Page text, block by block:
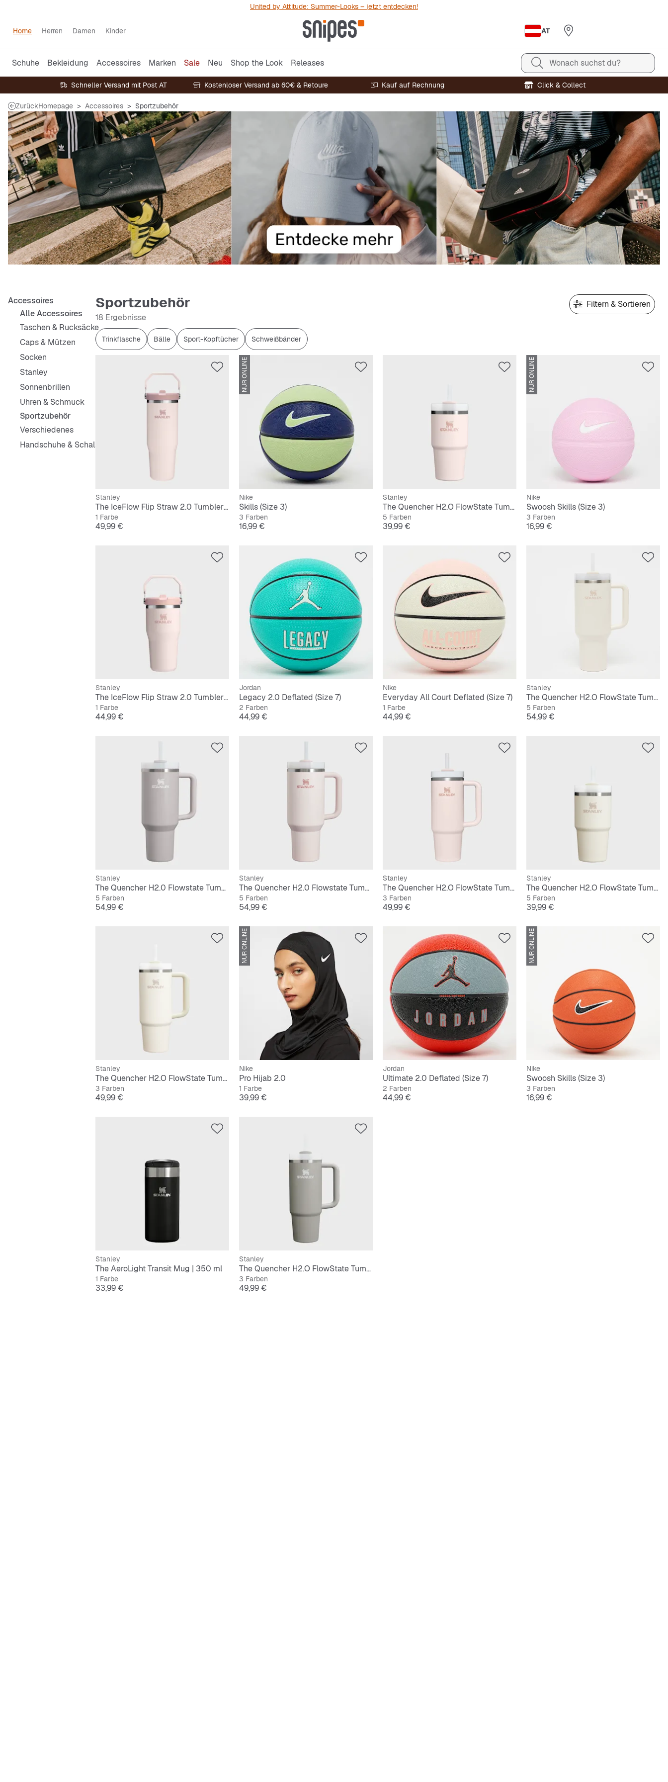
United by Attitude: Summer-Looks – jetzt entdecken!
Home Herren Damen Kinder AT
Schuhe Bekleidung Accessoires Marken Sale Neu Shop the Look Releases Wonach suchst du?
Schneller Versand mit Post AT Kostenloser Versand ab 60€ & Retoure Kauf auf Rechnung Click & Collect
ZurückHomepage Accessoires Sportzubehör
Accessoires
Alle Accessoires
Taschen & Rucksäcke
Caps & Mützen
Socken
Stanley
Sonnenbrillen
Uhren & Schmuck
Sportzubehör
Verschiedenes
Handschuhe & Schals
Sportzubehör
18 Ergebnisse
Filtern & Sortieren
Trinkflasche Bälle Sport-Kopftücher Schweißbänder
Stanley
The IceFlow Flip Straw 2.0 Tumbler | 0,9L
1 Farbe
Preis
49,99 €
NUR ONLINE
Nike
Skills (Size 3)
3 Farben
Preis
16,99 €
Stanley
The Quencher H2.O FlowState Tumbler | 0,6L
5 Farben
Preis
39,99 €
NUR ONLINE
Nike
Swoosh Skills (Size 3)
3 Farben
Preis
16,99 €
Stanley
The IceFlow Flip Straw 2.0 Tumbler | 0,6L
1 Farbe
Preis
44,99 €
Jordan
Legacy 2.0 Deflated (Size 7)
2 Farben
Preis
44,99 €
Nike
Everyday All Court Deflated (Size 7)
1 Farbe
Preis
44,99 €
Stanley
The Quencher H2.O FlowState Tumbler | 1,2L
5 Farben
Preis
54,99 €
Stanley
The Quencher H2.0 Flowstate Tumbler | 1,2L
5 Farben
Preis
54,99 €
Stanley
The Quencher H2.0 Flowstate Tumbler | 1,2L
5 Farben
Preis
54,99 €
Stanley
The Quencher H2.O FlowState Tumbler | 0,9L
3 Farben
Preis
49,99 €
Stanley
The Quencher H2.O FlowState Tumbler | 0,6L
5 Farben
Preis
39,99 €
Stanley
The Quencher H2.O FlowState Tumbler | 0,9L
3 Farben
Preis
49,99 €
NUR ONLINE
Nike
Pro Hijab 2.0
1 Farbe
Preis
39,99 €
Jordan
Ultimate 2.0 Deflated (Size 7)
2 Farben
Preis
44,99 €
NUR ONLINE
Nike
Swoosh Skills (Size 3)
3 Farben
Preis
16,99 €
Stanley
The AeroLight Transit Mug | 350 ml
1 Farbe
Preis
33,99 €
Stanley
The Quencher H2.O FlowState Tumbler | 0,9L
3 Farben
Preis
49,99 €